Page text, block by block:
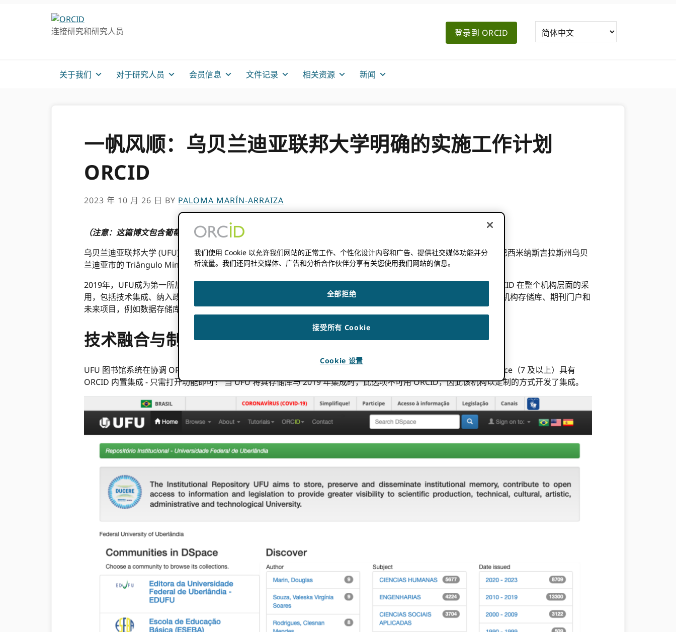
连接研究和研究人员 登录到 ORCID
关于我们 对于研究人员 会员信息 文件记录 相关资源 新闻
一帆风顺：乌贝兰迪亚联邦大学明确的实施工作计划
ORCID
2023 年 10 月 26 日 BY PALOMA MARÍN-ARRAIZA
（注意：这篇博文包含葡萄牙语页面的链接）
乌贝兰迪亚联邦大学 (UFU) 是一所杰出的巴西机构，以其多样化的学术项目、研究工作和社区参与而闻名。 UFU 位于巴西米纳斯吉拉斯州乌贝
兰迪亚市的 Triângulo Mineiro，是一个创新中心，为教育、研究、推广课程和区域发展做出了宝贵贡献。
2019年，UFU成为第一所加入的巴西联邦大学 ORCID 作为机构成员。 从那时起，该机构开发了多个项目，以促进 ORCID 在整个机构层面的采
用，包括技术集成、纳入政策以及在关键绩效指标 (KPI) 中的使用。 这还导致了关于培训和集成的明确工作计划，涵盖机构存储库、期刊门户和
未来项目，例如数据存储库以及数据和元数据改编。
技术融合与制度政策支持齐头并进
UFU 图书馆系统在协调 ORCID相关活动。 因此，第一个机构整合是在基于 DSpace 的
。 当前版本的 DSpace（7 及以上）具有
ORCID 内置集成 - 只需打开功能即可！ 当 UFU 将其存储库与 2019 年集成时，此选项不可用 ORCID，因此该机构以定制的方式开发了集成。
我们使用 Cookie 以允许我们网站的正常工作、个性化设计内容和广告、提供社交媒体功能并分
析流量。我们还同社交媒体、广告和分析合作伙伴分享有关您使用我们网站的信息。
全部拒绝
接受所有 Cookie
Cookie 设置